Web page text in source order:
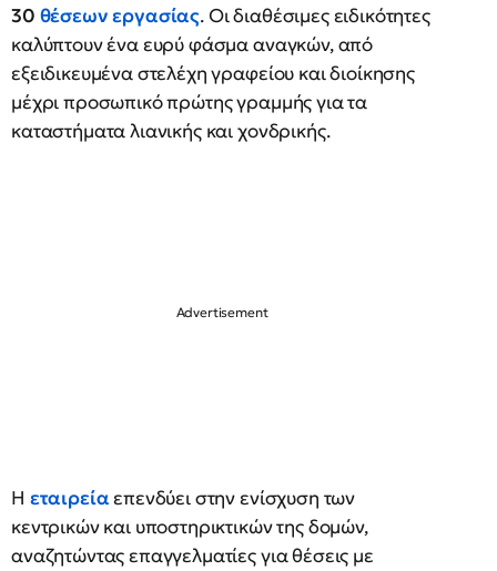
30 θέσεων εργασίας. Οι διαθέσιμες ειδικότητες
καλύπτουν ένα ευρύ φάσμα αναγκών, από
εξειδικευμένα στελέχη γραφείου και διοίκησης
μέχρι προσωπικό πρώτης γραμμής για τα
καταστήματα λιανικής και χονδρικής.
Η εταιρείαεπενδύει στην ενίσχυση των
κεντρικών και υποστηρικτικών της δομών,
αναζητώντας επαγγελματίες για θέσεις με